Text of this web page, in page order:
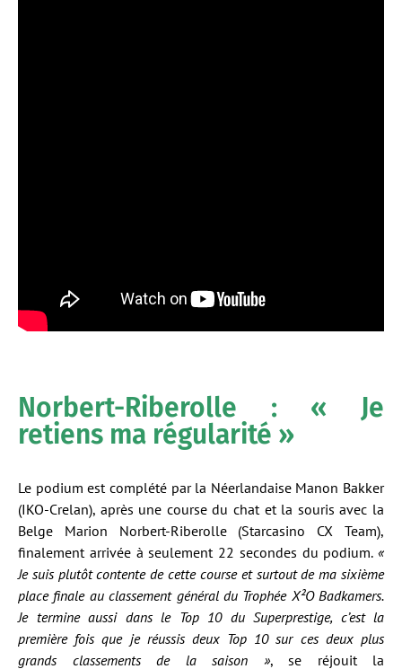
Norbert-Riberolle : « Je
retiens ma régularité »
Le podium est complété par la Néerlandaise Manon Bakker
(IKO-Crelan), après une course du chat et la souris avec la
Belge Marion Norbert-Riberolle (Starcasino CX Team),
finalement arrivée à seulement 22 secondes du podium. «
Je suis plutôt contente de cette course et surtout de ma sixième
place finale au classement général du Trophée X²O Badkamers.
Je termine aussi dans le Top 10 du Superprestige, c’est la
première fois que je réussis deux Top 10 sur ces deux plus
grands classements de la saison », se réjouit la